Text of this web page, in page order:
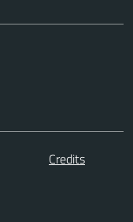
Credits